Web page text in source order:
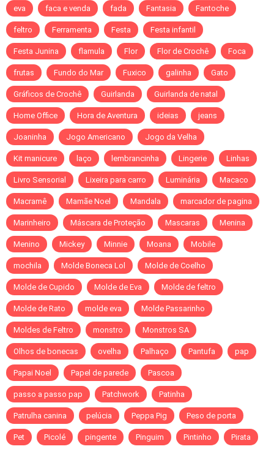
eva faca e venda fada Fantasia Fantoche
feltro Ferramenta Festa Festa infantil
Festa Junina flamula Flor Flor de Crochê Foca
frutas Fundo do Mar Fuxico galinha Gato
Gráficos de Crochê Guirlanda Guirlanda de natal
Home Office Hora de Aventura ideias jeans
Joaninha Jogo Americano Jogo da Velha
Kit manicure laço lembrancinha Lingerie Linhas
Livro Sensorial Lixeira para carro Luminária Macaco
Macramê Mamãe Noel Mandala marcador de pagina
Marinheiro Máscara de Proteção Mascaras Menina
Menino Mickey Minnie Moana Mobile
mochila Molde Boneca Lol Molde de Coelho
Molde de Cupido Molde de Eva Molde de feltro
Molde de Rato molde eva Molde Passarinho
Moldes de Feltro monstro Monstros SA
Olhos de bonecas ovelha Palhaço Pantufa pap
Papai Noel Papel de parede Pascoa
passo a passo pap Patchwork Patinha
Patrulha canina pelúcia Peppa Pig Peso de porta
Pet Picolé pingente Pinguim Pintinho Pirata